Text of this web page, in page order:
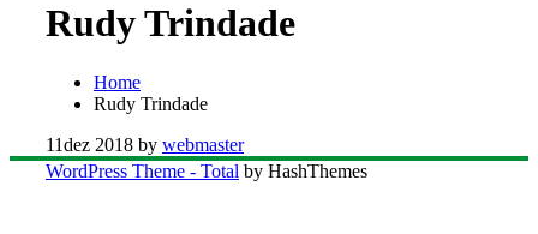
Rudy Trindade
Home
Rudy Trindade
11dez 2018 by webmaster
WordPress Theme - Total by HashThemes